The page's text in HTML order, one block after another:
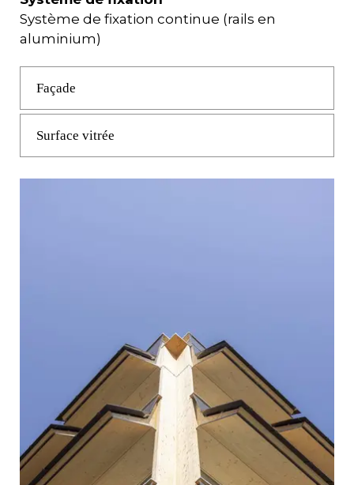
Système de fixation continue (rails en
aluminium)
Façade
Surface vitrée